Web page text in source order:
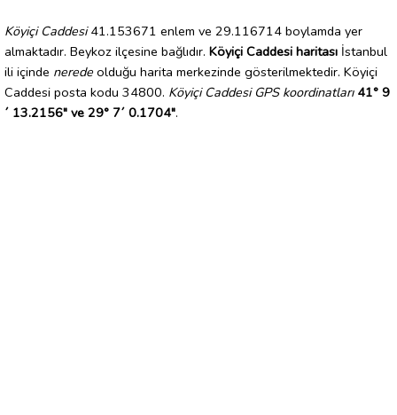
Köyiçi Caddesi41.153671 enlem ve 29.116714 boylamda yer
almaktadır. Beykoz ilçesine bağlıdır. Köyiçi Caddesi haritası İstanbul
ili içinde nerede olduğu harita merkezinde gösterilmektedir. Köyiçi
Caddesi posta kodu 34800. Köyiçi Caddesi GPS koordinatları 41° 9
´ 13.2156" ve 29° 7´ 0.1704".